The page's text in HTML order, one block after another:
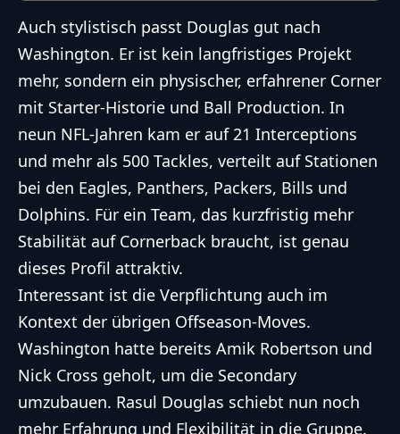
Auch stylistisch passt Douglas gut nach
Washington. Er ist kein langfristiges Projekt
mehr, sondern ein physischer, erfahrener Corner
mit Starter-Historie und Ball Production. In
neun NFL-Jahren kam er auf 21 Interceptions
und mehr als 500 Tackles, verteilt auf Stationen
bei den Eagles, Panthers, Packers, Bills und
Dolphins. Für ein Team, das kurzfristig mehr
Stabilität auf Cornerback braucht, ist genau
dieses Profil attraktiv.
Interessant ist die Verpflichtung auch im
Kontext der übrigen Offseason-Moves.
Washington hatte bereits Amik Robertson und
Nick Cross geholt, um die Secondary
umzubauen. Rasul Douglas schiebt nun noch
mehr Erfahrung und Flexibilität in die Gruppe.